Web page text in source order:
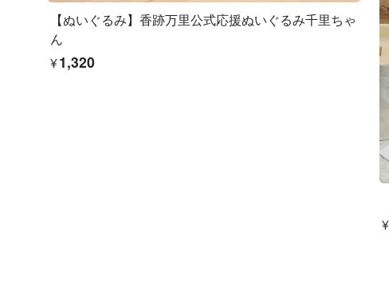
【ぬいぐるみ】香跡万里公式応援ぬいぐるみ千里ちゃ
ん
¥1,320